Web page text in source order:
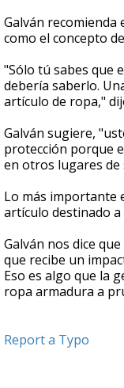
Galván recomienda
como el concepto
"Sólo tú sabes que
debería saberlo.
artículo de ropa,"
Galván sugiere,
protección porque
en otros lugares de
Lo más importante
artículo destinado a
Galván nos dice
que recibe un
Eso es algo que la
ropa armadura a
Report a Typo